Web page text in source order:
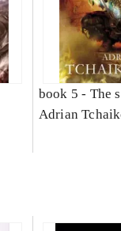
book 5 - The
Adrian